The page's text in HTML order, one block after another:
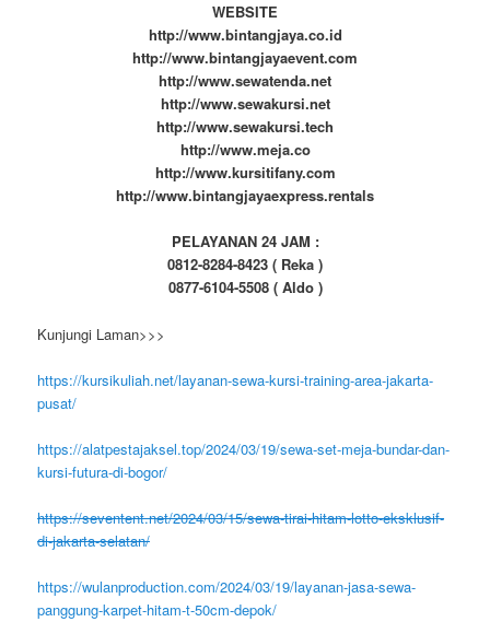
WEBSITE
http://www.bintangjaya.co.id
http://www.bintangjayaevent.com
http://www.sewatenda.net
http://www.sewakursi.net
http://www.sewakursi.tech
http://www.meja.co
http://www.kursitifany.com
http://www.bintangjayaexpress.rentals
PELAYANAN 24 JAM :
0812-8284-8423 ( Reka )
0877-6104-5508 ( Aldo )
Kunjungi Laman>>>
https://kursikuliah.net/layanan-sewa-kursi-training-area-jakarta-
pusat/
https://alatpestajaksel.top/2024/03/19/sewa-set-meja-bundar-dan-
kursi-futura-di-bogor/
https://seventent.net/2024/03/15/sewa-tirai-hitam-lotto-eksklusif-
di-jakarta-selatan/
https://wulanproduction.com/2024/03/19/layanan-jasa-sewa-
panggung-karpet-hitam-t-50cm-depok/